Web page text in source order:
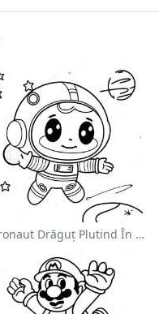
Astronaut Drăguț Plutind În Spațiu - Pagina De Colorat